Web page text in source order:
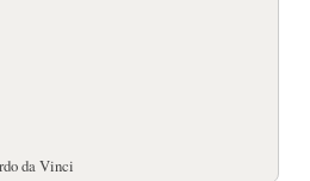
da Vinci